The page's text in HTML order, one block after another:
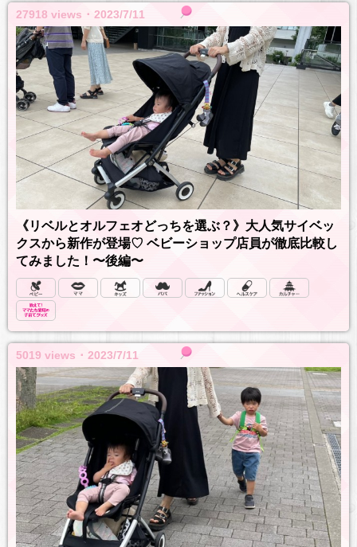
27918 views ･ 2023/7/11
《リベルとオルフェオどっちを選ぶ？》大人気サイベッ
クスから新作が登場♡ ベビーショップ店員が徹底比較し
てみました！〜後編〜
5019 views ･ 2023/7/11